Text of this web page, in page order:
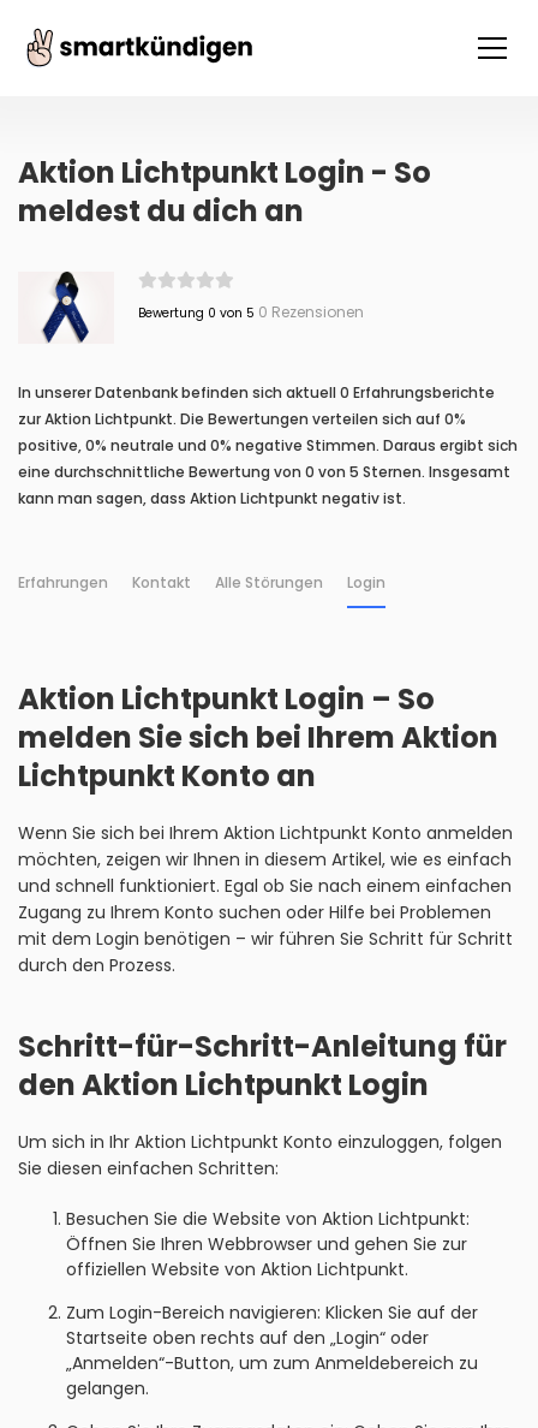
Aktion Lichtpunkt Login - So
meldest du dich an
Bewertung 0 von 5 0 Rezensionen
In unserer Datenbank befinden sich aktuell 0 Erfahrungsberichte
zur Aktion Lichtpunkt. Die Bewertungen verteilen sich auf 0%
positive, 0% neutrale und 0% negative Stimmen. Daraus ergibt sich
eine durchschnittliche Bewertung von 0 von 5 Sternen. Insgesamt
kann man sagen, dass Aktion Lichtpunkt negativ ist.
Erfahrungen Kontakt Alle Störungen Login
Aktion Lichtpunkt Login – So
melden Sie sich bei Ihrem Aktion
Lichtpunkt Konto an
Wenn Sie sich bei Ihrem Aktion Lichtpunkt Konto anmelden
möchten, zeigen wir Ihnen in diesem Artikel, wie es einfach
und schnell funktioniert. Egal ob Sie nach einem einfachen
Zugang zu Ihrem Konto suchen oder Hilfe bei Problemen
mit dem Login benötigen – wir führen Sie Schritt für Schritt
durch den Prozess.
Schritt-für-Schritt-Anleitung für
den Aktion Lichtpunkt Login
Um sich in Ihr Aktion Lichtpunkt Konto einzuloggen, folgen
Sie diesen einfachen Schritten:
Besuchen Sie die Website von Aktion Lichtpunkt:
Öffnen Sie Ihren Webbrowser und gehen Sie zur
offiziellen Website von Aktion Lichtpunkt.
Zum Login-Bereich navigieren: Klicken Sie auf der
Startseite oben rechts auf den „Login“ oder
„Anmelden“-Button, um zum Anmeldebereich zu
gelangen.